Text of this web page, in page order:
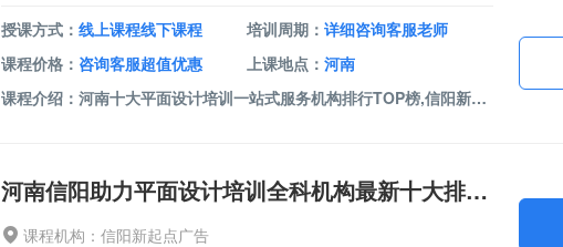
授课方式： 线上课程线下课程 培训周期： 详细咨询客服老师
课程价格： 咨询客服超值优惠 上课地点： 河南
课程介绍：河南十大平面设计培训一站式服务机构排行TOP榜,信阳新起点广告成立于2023年，是一家专注于数字创意与视觉传达的创新型广告服务机构。课程包括室内设计软件、平面设计软件、办公软件、视频剪辑。我们以专业的设计软件培训为核心业务，致力于为客户提供全方位的数字技能培训解决方案。
河南信阳助力平面设计培训全科机构最新十大排名榜公布
课程机构：信阳新起点广告